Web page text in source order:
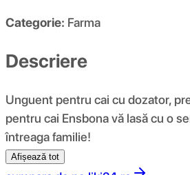
Categorie: Farma
Descriere
Unguent pentru cai cu dozator,
pentru cai Ensbona vă lasă cu o
întreaga familie!
Afișează tot